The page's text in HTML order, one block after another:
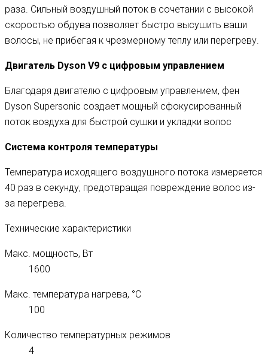
раза. Сильный воздушный поток в сочетании с высокой
скоростью обдува позволяет быстро высушить ваши
волосы, не прибегая к чрезмерному теплу или перегреву.
Двигатель Dyson V9 с цифровым управлением
Благодаря двигателю с цифровым управлением, фен
Dyson Supersonic создает мощный сфокусированный
поток воздуха для быстрой сушки и укладки волос
Система контроля температуры
Температура исходящего воздушного потока измеряется
40 раз в секунду, предотвращая повреждение волос из-
за перегрева.
Технические характеристики
Макс. мощность, Вт
1600
Макс. температура нагрева, °С
100
Количество температурных режимов
4